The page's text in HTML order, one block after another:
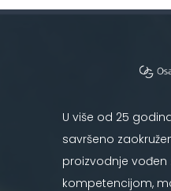
U više od 25
savršeno
proizvodnje vođen
kompetencijom,